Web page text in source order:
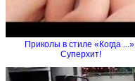
Приколы в стиле «Когда ...».
Суперхит!